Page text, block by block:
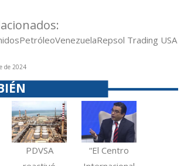
PetróleoVenezuelaRepsol Trading USA
de 2024
PDVSA
“El Centro